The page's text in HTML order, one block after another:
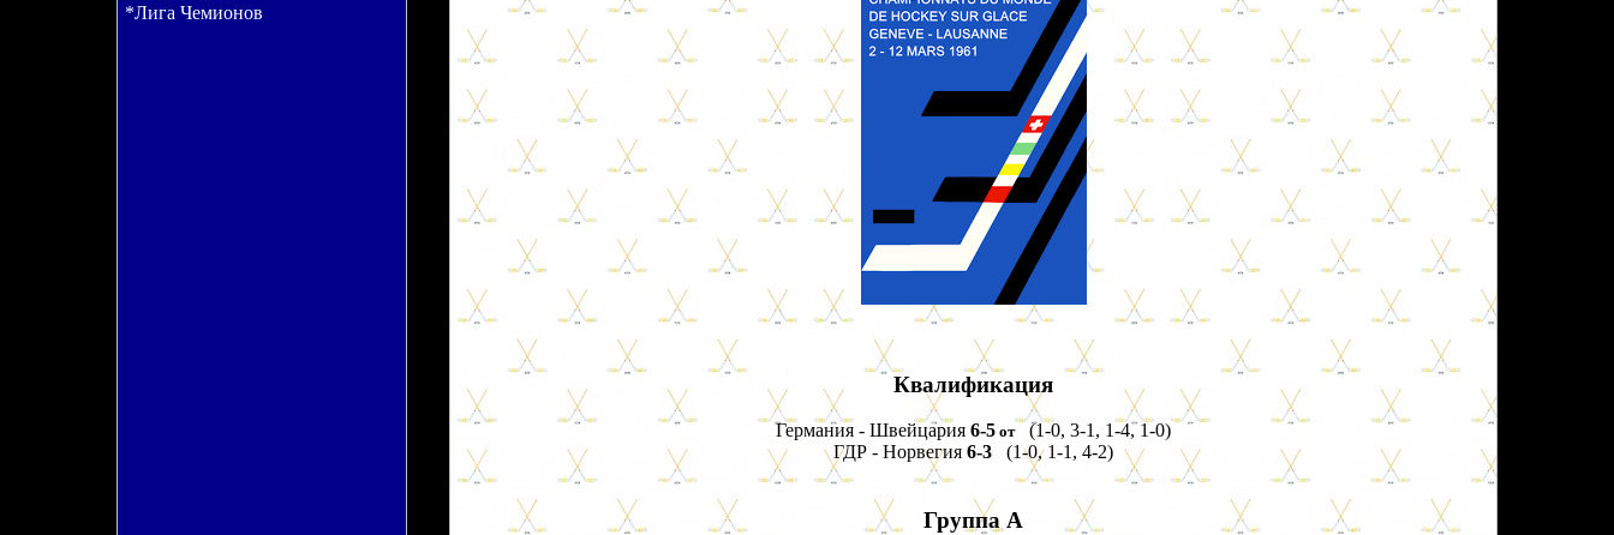
*Лига Чемионов
Квалификация
Германия - Швейцария 6-5 от
(1-0, 3-1, 1-4, 1-0)
ГДР - Норвегия 6-3 (1-0, 1-1, 4-2)
Группа А